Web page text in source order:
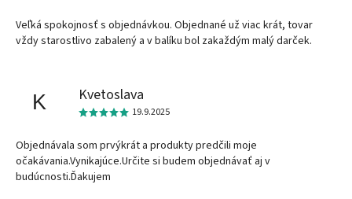
Veľká spokojnosť s objednávkou. Objednané už viac krát, tovar
vždy starostlivo zabalený a v balíku bol zakaždým malý darček.
K Kvetoslava
19.9.2025
Objednávala som prvýkrát a produkty predčili moje
očakávania.Vynikajúce.Určite si budem objednávať aj v
budúcnosti.Ďakujem